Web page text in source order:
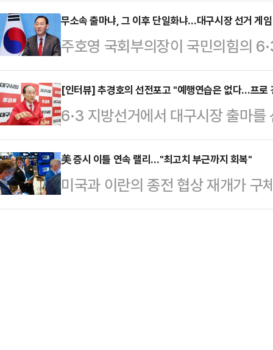
이끌 해법은 내놓지 못하고 있다.
말부터 지속되고 있다.통항 재개가
면서…
는 가운데, 국민의힘은 내부 갈등과
모습이다.정치권에선 이번 선거에
고 있다. 특히 민주당이 대구·경북
석권했던 2018년 지방선거보다 더
기된다.민주당에 유리한 흐름 속 주
이들 지역 결과가 민…
무소속 출마냐, 그 이후 단일화냐…대구시장 선거 게
주호영 국회부의장이 국민의힘의
바뀔 게임 체인저가 돼 가는 모양새
소속 출마 가능성이 본선에 큰 영향
에선 경선 선출 후보와 컷오프 후보
대책을 동원해서라도 표 분산은 막
송통신위원장은 14일 대구시당에
인 경선을 복원하라"고 요구했다.
(공천 배제)된 자신과…
[인터뷰] 추경호의 선전포고 "예행연습은 없다…프로
6·3 지방선거에서 대구시장 출마
일 대구 수성구 선거캠프에서 진행
행연습이 필요 없는 프로 경제 전문
인'이 아닌 '진짜 경제 관료'. 추경호
다. 기획재정부 장관, 원내대표를
美 증시 이틀 연속 랠리…"최고치 부근까지 회복"
미국과 이란의 종전 협상 재개가 구
상승했다.월스트리트저널(WSJ)에